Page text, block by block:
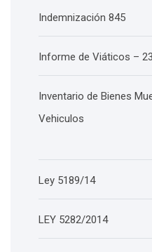
Indemnización 845
Informe de Viáticos –
Inventario de Bienes
Vehiculos
Ley 5189/14
LEY 5282/2014